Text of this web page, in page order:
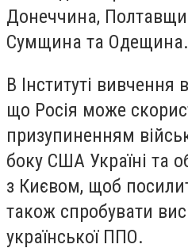
Донеччина,
Сумщина та Одещина.
В Інституті вивчення
що Росія може
призупиненням
боку США Україні та
з Києвом, щоб
також спробувати
української ППО.